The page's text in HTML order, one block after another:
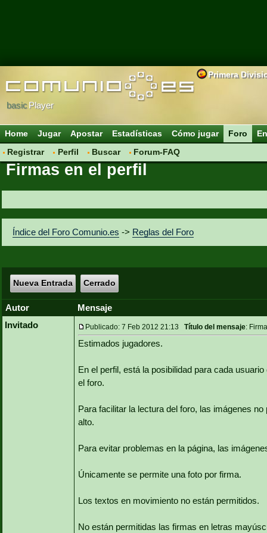
Primera
basicPlayer
Home Jugar Apostar Estadísticas Cómo jugar
Foro
Registrar
Perfil Buscar Forum-FAQ
Firmas en el perfil
Índice del Foro Comunio.es -> Reglas del Foro
Nueva Entrada Cerrado
Autor
Mensaje
Invitado
Publicado: 7 Feb 2012 21:13 Título del mensaje:
Estimados jugadores.
En el perfil, está la posibilidad para cada
el foro.
Para facilitar la lectura del foro, las imágenes
alto.
Para evitar problemas en la página, las
Únicamente se permite una foto por firma.
Los textos en movimiento no están permitidos.
No están permitidas las firmas en letras